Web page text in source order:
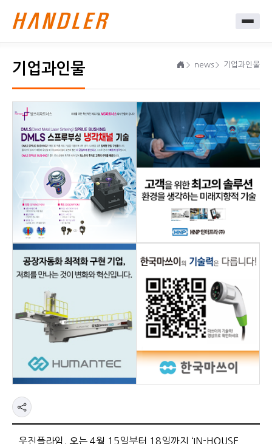
기업과인물 news 기업과인물
우진플라임, 오는 4월 15일부터 18일까지 ‘IN-HOUSE